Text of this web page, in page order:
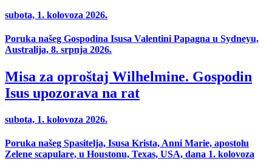
subota, 1. kolovoza 2026.
Poruka našeg Gospodina Isusa Valentini Papagna u Sydneyu,
Australija, 8. srpnja 2026.
Misa za oproštaj Wilhelmine. Gospodin
Isus upozorava na rat
subota, 1. kolovoza 2026.
Poruka našeg Spasitelja, Isusa Krista, Anni Marie, apostolu
Zelene scapulare, u Houstonu, Texas, USA, dana 1. kolovoza